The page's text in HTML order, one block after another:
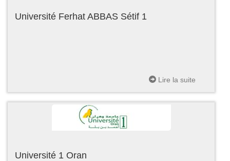
Université Ferhat ABBAS Sétif 1
Lire la suite
Université 1 Oran